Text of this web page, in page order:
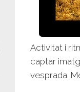
Activitat i
captar
vesprada.